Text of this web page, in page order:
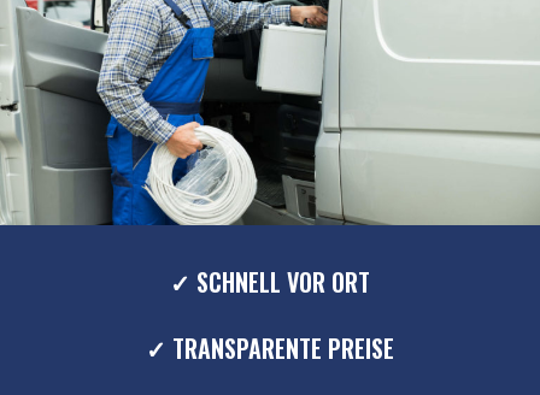
✓ SCHNELL VOR ORT
✓ TRANSPARENTE PREISE